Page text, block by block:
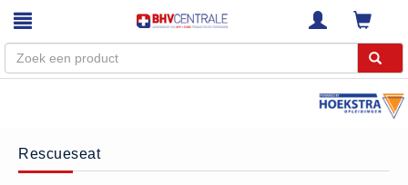
Webshop
Rescueseat